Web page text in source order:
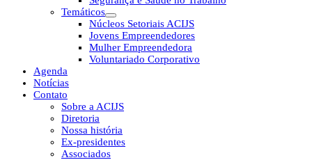
Temáticos
Núcleos Setoriais ACIJS
Jovens Empreendedores
Mulher Empreendedora
Voluntariado Corporativo
Agenda
Notícias
Contato
Sobre a ACIJS
Diretoria
Nossa história
Ex-presidentes
Associados